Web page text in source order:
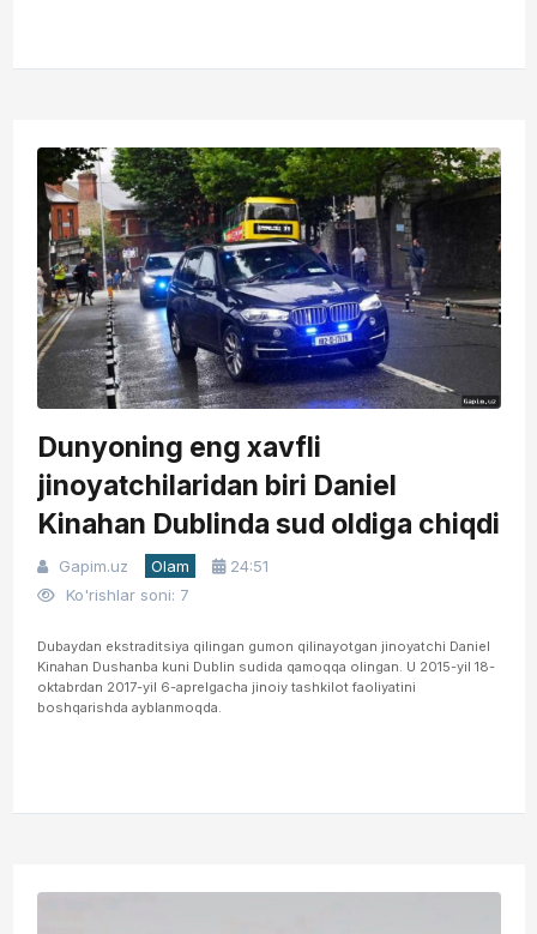
Dunyoning eng xavfli
jinoyatchilaridan biri Daniel
Kinahan Dublinda sud oldiga chiqdi
Gapim.uz Olam
24:51
Ko'rishlar soni: 7
Dubaydan ekstraditsiya qilingan gumon qilinayotgan jinoyatchi Daniel
Kinahan Dushanba kuni Dublin sudida qamoqqa olingan. U 2015-yil 18-
oktabrdan 2017-yil 6-aprelgacha jinoiy tashkilot faoliyatini
boshqarishda ayblanmoqda.